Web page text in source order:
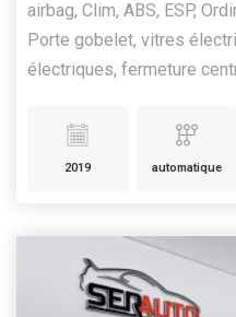
airbag, Clim, ABS, ESP,
Porte gobelet, vitres
électriques, fermeture
2019 automatique